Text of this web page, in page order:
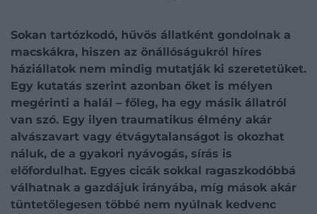
Sokan tartózkodó, hűvös állatként gondolnak a
macskákra, hiszen az önállóságukról híres
háziállatok nem mindig mutatják ki szeretetüket.
Egy kutatás szerint azonban őket is mélyen
megérinti a halál – főleg, ha egy másik állatról
van szó. Egy ilyen traumatikus élmény akár
alvászavart vagy étvágytalanságot is okozhat
náluk, de a gyakori nyávogás, sírás is
előfordulhat. Egyes cicák sokkal ragaszkodóbbá
válhatnak a gazdájuk irányába, míg mások akár
tüntetőlegesen többé nem nyúlnak kedvenc